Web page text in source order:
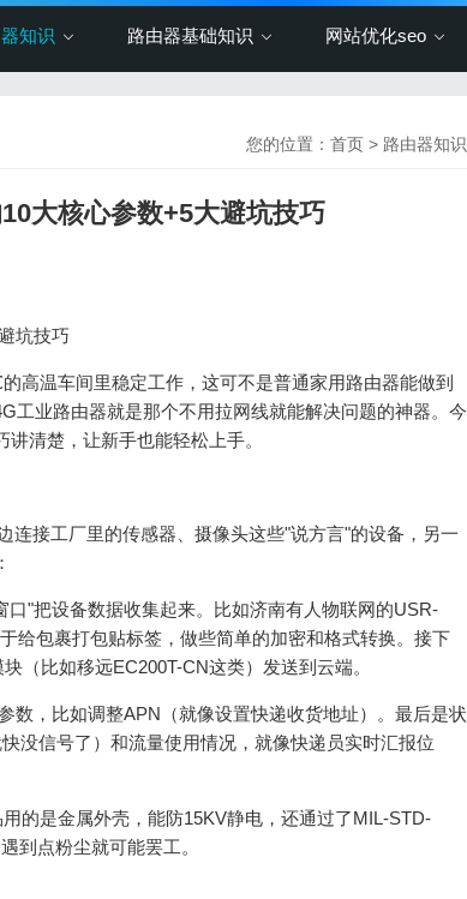
知识 路由器基础知识 网站优化seo
您的位置： 首页 > 路由器知识
大核心参数+5大避坑技巧
坑技巧
高温车间里稳定工作，这可不是普通家用路由器能做到
工业路由器就是那个不用拉网线就能解决问题的神器。今
清楚，让新手也能轻松上手。
接工厂里的传感器、摄像头这些"说方言"的设备，另一
"把设备数据收集起来。比如济南有人物联网的USR-
给包裹打包贴标签，做些简单的加密和格式转换。接下
（比如移远EC200T-CN这类）发送到云端。
数，比如调整APN（就像设置快递收货地址）。最后是状
没信号了）和流量使用情况，就像快递员实时汇报位
的是金属外壳，能防15KV静电，还通过了MIL-STD-
到点粉尘就可能罢工。